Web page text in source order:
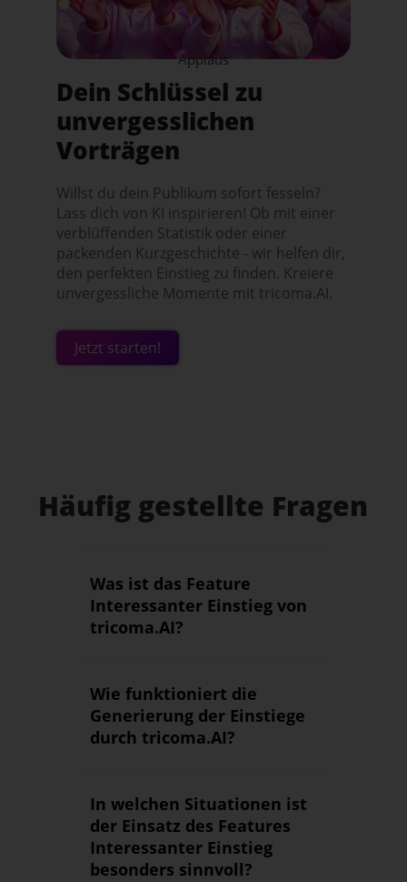
Applaus
Dein Schlüssel zu
unvergesslichen
Vorträgen
Willst du dein Publikum sofort fesseln?
Lass dich von KI inspirieren! Ob mit einer
verblüffenden Statistik oder einer
packenden Kurzgeschichte - wir helfen dir,
den perfekten Einstieg zu finden. Kreiere
unvergessliche Momente mit tricoma.AI.
Jetzt starten!
Häufig gestellte Fragen
Was ist das Feature
Interessanter Einstieg von
tricoma.AI?
Wie funktioniert die
Generierung der Einstiege
durch tricoma.AI?
In welchen Situationen ist
der Einsatz des Features
Interessanter Einstieg
besonders sinnvoll?